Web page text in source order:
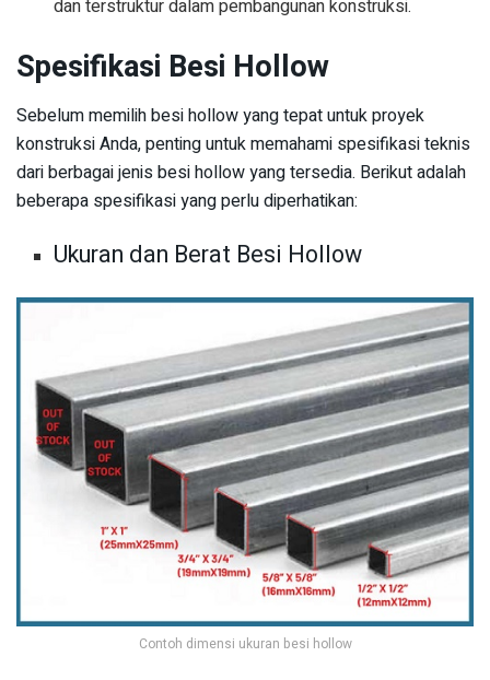
dan terstruktur dalam pembangunan konstruksi.
Spesifikasi Besi Hollow
Sebelum memilih besi hollow yang tepat untuk proyek
konstruksi Anda, penting untuk memahami spesifikasi teknis
dari berbagai jenis besi hollow yang tersedia. Berikut adalah
beberapa spesifikasi yang perlu diperhatikan:
Ukuran dan Berat Besi Hollow
Contoh dimensi ukuran besi hollow